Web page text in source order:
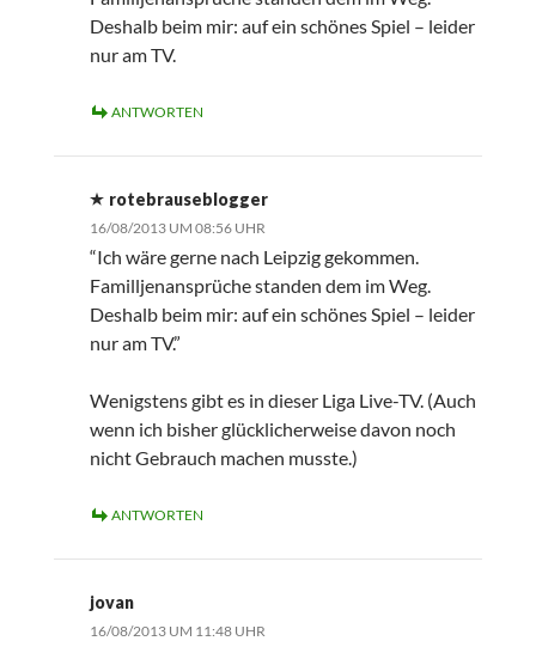
Deshalb beim mir: auf ein schönes Spiel – leider
nur am TV.
ANTWORTEN
rotebrauseblogger
16/08/2013 UM 08:56 UHR
“Ich wäre gerne nach Leipzig gekommen.
Familljenansprüche standen dem im Weg.
Deshalb beim mir: auf ein schönes Spiel – leider
nur am TV.”
Wenigstens gibt es in dieser Liga Live-TV. (Auch
wenn ich bisher glücklicherweise davon noch
nicht Gebrauch machen musste.)
ANTWORTEN
jovan
16/08/2013 UM 11:48 UHR